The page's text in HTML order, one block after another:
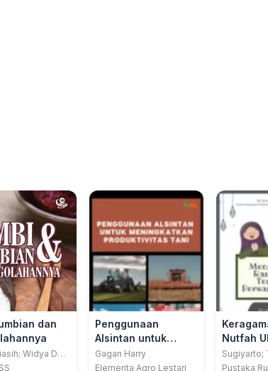
dan
Widya Dwi
Elok
Penggunaan
Alsintan untuk
Meningkatkan
Produktivitas Tani
Gagan Harry
Elementa Agro Lestari
Nutfah
(Manihot
di
Sugiyarto;
Listiya
Pustaka